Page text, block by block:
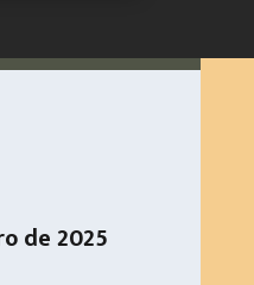
de 2025